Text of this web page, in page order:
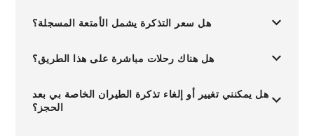
هل سعر التذكرة يشمل الأمتعة المسجلة؟
هل هناك رحلات مباشرة على هذا الطريق؟
هل يمكنني تغيير أو إلغاء تذكرة الطيران الخاصة بي بعد
الحجز؟